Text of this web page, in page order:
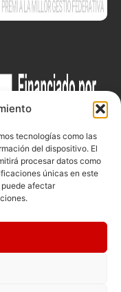
tecnologías como las
del dispositivo. El
procesar datos como
únicas en este
afectar
Carrer de les